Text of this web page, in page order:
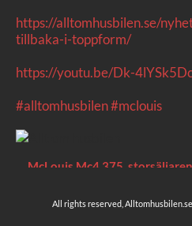
https://alltomhusbilen.se/
tillbaka-i-toppform/
https://youtu.be/Dk-
#alltomhusbilen#mclouis
McLouis Mc4 375,
All rights reserved,